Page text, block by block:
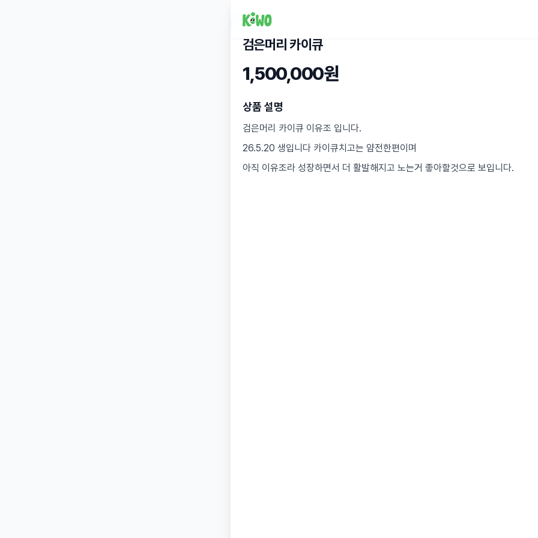
검은머리 카이큐
1,500,000원
상품 설명
검은머리 카이큐 이유조 입니다.
26.5.20 생입니다 카이큐치고는 얌전한편이며
아직 이유조라 성장하면서 더 활발해지고 노는거 좋아할것으로 보입니다.